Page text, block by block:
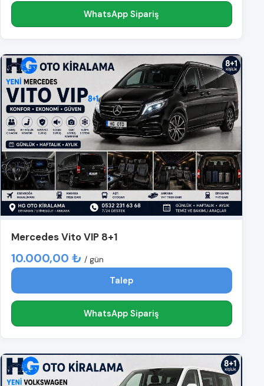
WhatsApp Sipariş
Mercedes Vito VIP 8+1
10.000,00 ₺ / gün
Talep
WhatsApp Sipariş